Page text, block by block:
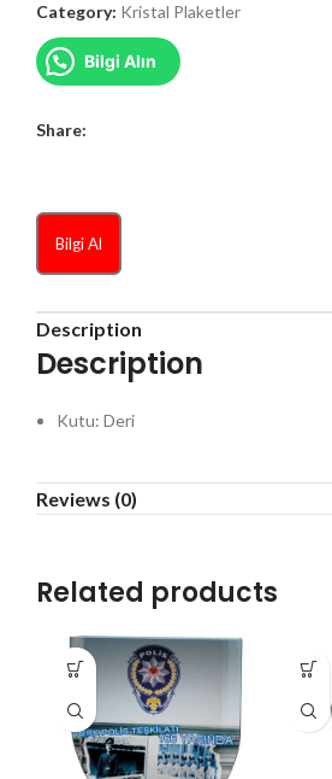
Category: Kristal Plaketler
Bilgi Alın
Share:
Bilgi Al
Description
Description
Kutu: Deri
Reviews (0)
Related products